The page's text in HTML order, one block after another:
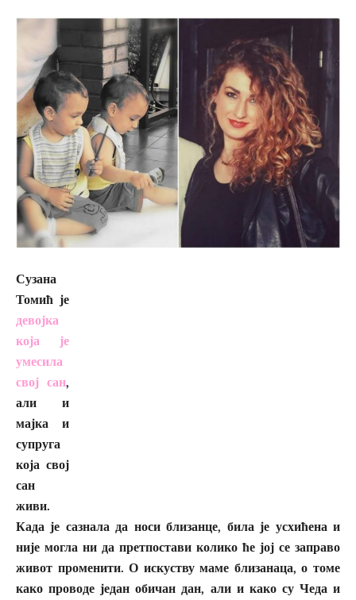
Сузана
Томић је
девојка
која је
умесила
свој сан,
али и
мајка и
супруга
која свој
сан
живи.
Када је сазнала да носи близанце, била је усхићена и
није могла ни да претпостави колико ће јој се заправо
живот променити. О искуству маме близанаца, о томе
како проводе један обичан дан, али и како су Чеда и